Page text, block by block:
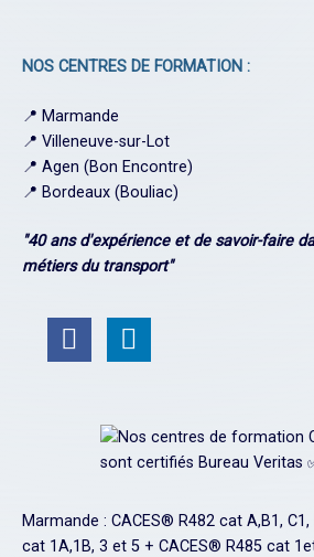
NOS CENTRES DE FORMATION :
📍 Marmande
📍 Villeneuve-sur-Lot
📍 Agen (Bon Encontre)
📍 Bordeaux (Bouliac)
"40 ans d'expérience et de savoir-faire
métiers du transport"
Marmande : CACES® R482 cat A,B1,
cat 1A,1B, 3 et 5 + CACES® R485 cat